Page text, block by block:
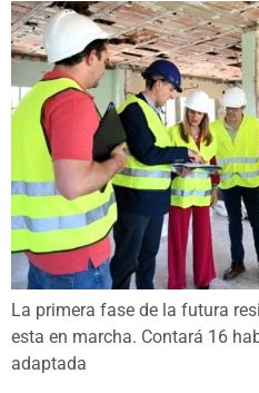
La primera fase de la futura
esta en marcha. Contará 16
adaptada